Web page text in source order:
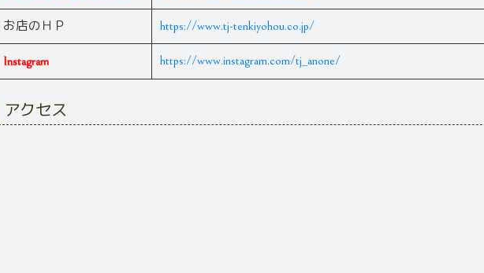
お店のＨＰ https://www.tj-tenkiyohou.co.jp/
Instagram https://www.instagram.com/tj_anone/
アクセス